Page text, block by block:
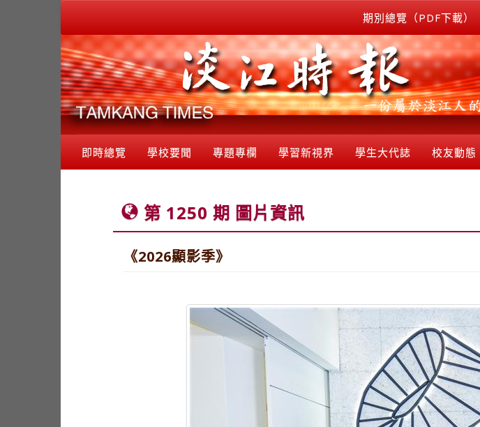
期別總覽（PDF下載）
即時總覽 學校要聞 專題專欄 學習新視界 學生大代誌 校友動態
第 1250 期 圖片資訊
《2026顯影季》